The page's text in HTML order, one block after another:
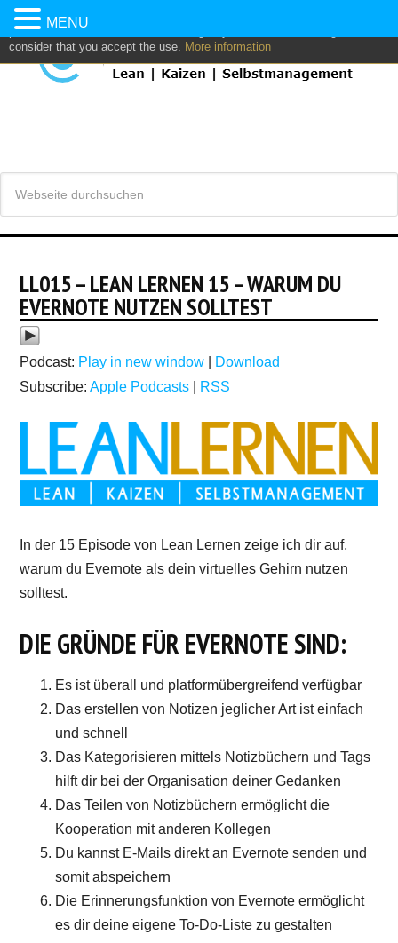
This website uses own and/or third parties cookies to: analyze,
personalize content and/or advertising. If you continue browsing, we
consider that you accept the use. More information
LL015 – LEAN LERNEN 15 – WARUM DU
EVERNOTE NUTZEN SOLLTEST
Podcast: Play in new window
Download
Subscribe:Apple Podcasts RSS
In der 15 Episode von Lean Lernen zeige ich dir auf,
warum du Evernote als dein virtuelles Gehirn nutzen
solltest.
DIE GRÜNDE FÜR EVERNOTE SIND:
Es ist überall und platformübergreifend verfügbar
Das erstellen von Notizen jeglicher Art ist einfach
und schnell
Das Kategorisieren mittels Notizbüchern und Tags
hilft dir bei der Organisation deiner Gedanken
Das Teilen von Notizbüchern ermöglicht die
Kooperation mit anderen Kollegen
Du kannst E-Mails direkt an Evernote senden und
somit abspeichern
Die Erinnerungsfunktion von Evernote ermöglicht
es dir deine eigene To-Do-Liste zu gestalten
MENU